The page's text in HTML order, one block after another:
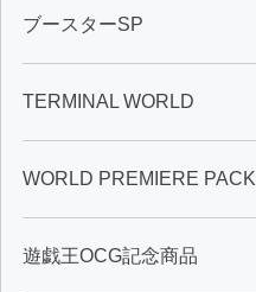
ブースターSP
TERMINAL WORLD
WORLD PREMIERE PACK
遊戯王OCG記念商品